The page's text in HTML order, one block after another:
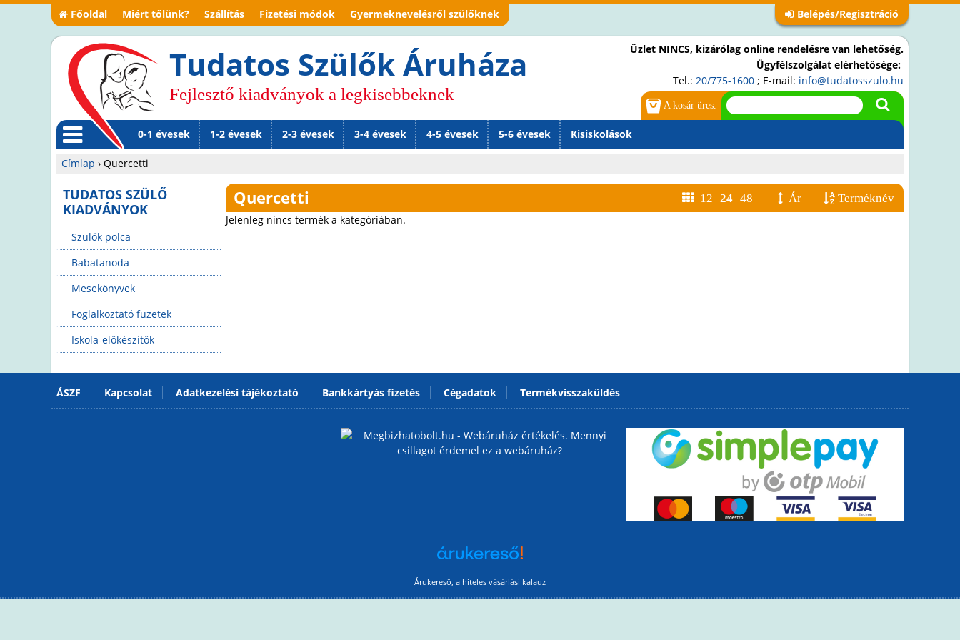
Jump to navigation
Főoldal Miért tőlünk? Szállítás Fizetési módok Gyermeknevelésről szülőknek Belépés/Regisztráció
Tudatos Szülők Áruháza
Fejlesztő kiadványok a legkisebbeknek
Üzlet NINCS, kizárólag online rendelésre van lehetőség.
Ügyfélszolgálat elérhetősége:
Tel.: 20/775-1600 ; E-mail: info@tudatosszulo.hu
Jelenlegi
hely
Címlap › Quercetti
Quercetti 12 24 48 Ár
Terméknév
Jelenleg nincs termék a kategóriában.
A kosár üres.
M
en
ü
0-1 évesek 1-2 évesek 2-3 évesek 3-4 évesek 4-5 évesek 5-6 évesek Kisiskolások
TUDATOS SZÜLŐ
KIADVÁNYOK
Szülők polca
Babatanoda
Mesekönyvek
Foglalkoztató füzetek
Iskola-előkészítők
ÁSZF Kapcsolat Adatkezelési tájékoztató Bankkártyás fizetés Cégadatok Termékvisszaküldés
Árukereső, a hiteles vásárlási kalauz